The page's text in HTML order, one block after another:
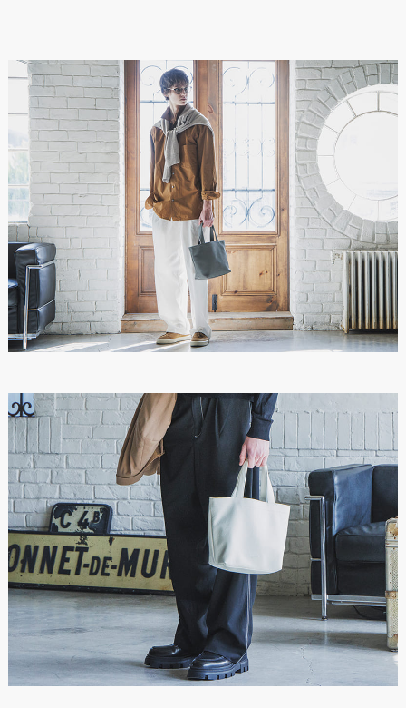
原産国
日本
※数値は全て概算です。
※製品および付属品の仕様は、改良のため予告なく変更する場
合があります。
※製品画像の色に関しましてはお使いのパソコンや携帯端末の
モニター環境により、実際の製品と異なって見える場合がござ
います。あらかじめご了承ください。
※本製品は天然皮革素材を使用しているため、色味、風合いに
個体差がございます。素材の特性としてご理解ください。